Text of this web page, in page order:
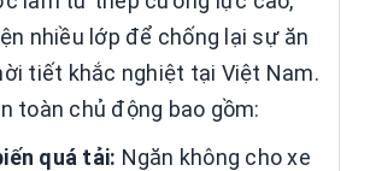
nhiều lớp để chống lại sự ăn
tiết khắc nghiệt tại Việt Nam.
toàn chủ động bao gồm:
quá tải: Ngăn không cho xe